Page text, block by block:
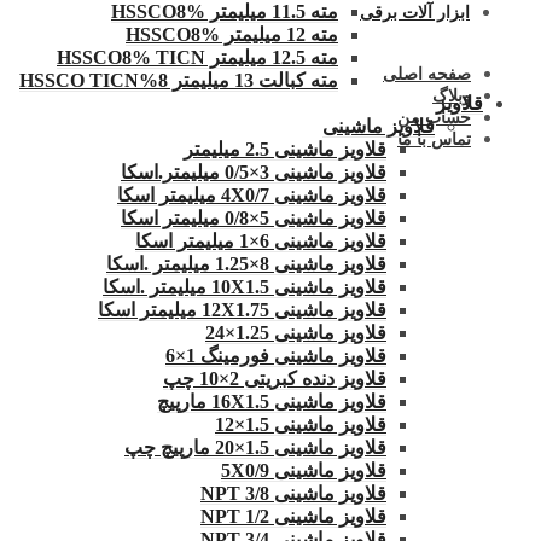
ابزار آلات برقی
صفحه اصلی
وبلاگ
حساب من
تماس با ما
مته 11.5 میلیمتر HSSCO8%
مته 12 میلیمتر HSSCO8%
مته 12.5 میلیمتر HSSCO8% TICN
مته کبالت 13 میلیمتر 8%HSSCO TICN
قلاویز
قلاویز ماشینی
قلاویز ماشینی 2.5 میلیمتر
قلاویز ماشینی 3×0/5 میلیمتر.اسکا
قلاویز ماشینی 4X0/7 میلیمتر اسکا
قلاویز ماشینی 5×0/8 میلیمتر اسکا
قلاویز ماشینی 6×1 میلیمتر اسکا
قلاویز ماشینی 8×1.25 میلیمتر .اسکا
قلاویز ماشینی 10X1.5 میلیمتر .اسکا
قلاویز ماشینی 12X1.75 میلیمتر اسکا
قلاویز ماشینی 1.25×24
قلاویز ماشینی فورمینگ 1×6
قلاویز دنده کبریتی 2×10 چپ
قلاویز ماشینی 16X1.5 مارپیچ
قلاویز ماشینی 1.5×12
قلاویز ماشینی 1.5×20 مارپیچ چپ
قلاویز ماشینی 5X0/9
قلاویز ماشینی 3/8 NPT
قلاویز ماشینی 1/2 NPT